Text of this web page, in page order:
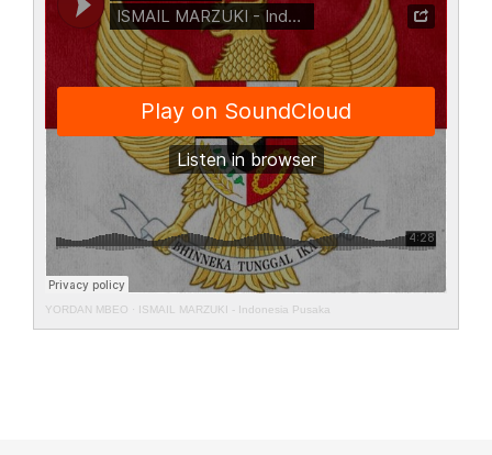
YORDAN MBEO · ISMAIL MARZUKI - Indonesia Pusaka